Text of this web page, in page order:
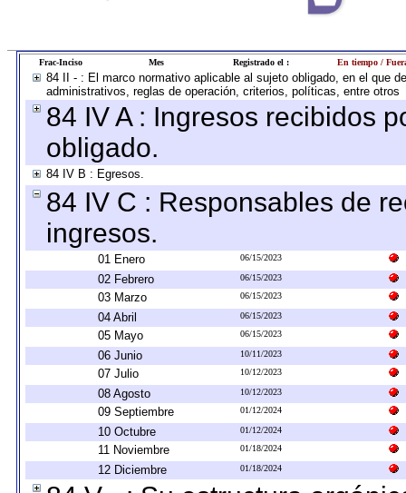
Frac-Inciso Mes Registrado el : En tiempo /
84 II - : El marco normativo aplicable al sujeto obligado, en el que
administrativos, reglas de operación, criterios, políticas, entre otros
84 IV A : Ingresos recibidos
obligado.
84 IV B : Egresos.
84 IV C : Responsables de
ingresos.
01 Enero 06/15/2023
02 Febrero 06/15/2023
03 Marzo 06/15/2023
04 Abril 06/15/2023
05 Mayo 06/15/2023
06 Junio 10/11/2023
07 Julio 10/12/2023
08 Agosto 10/12/2023
09 Septiembre 01/12/2024
10 Octubre 01/12/2024
11 Noviembre 01/18/2024
12 Diciembre 01/18/2024